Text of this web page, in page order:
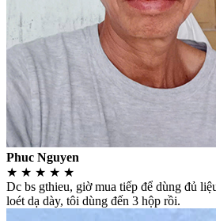
Phuc Nguyen
★ ★ ★ ★ ★
Dc bs gthieu, giờ mua tiếp để dùng đủ
loét dạ dày, tôi dùng đến 3 hộp rồi.